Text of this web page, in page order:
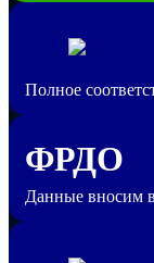
Полное
ФРДО
Данные вносим